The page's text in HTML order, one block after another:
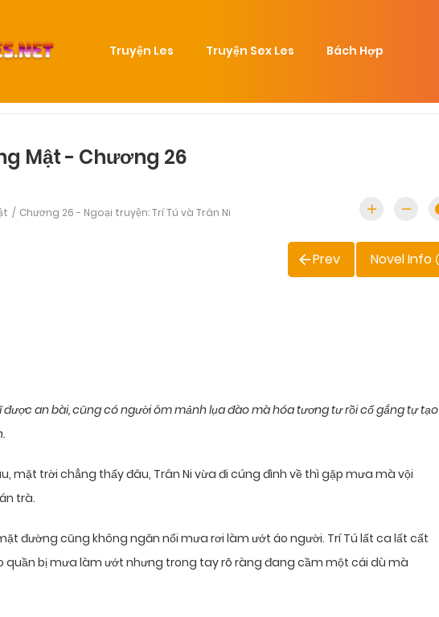
Truyện Les Truyện Sex Les Bách Hợp
Mật - Chương 26
Chương 26 - Ngoại truyện: Trí Tú và Trân Ni
Prev Novel Info
an bài, cũng có người ôm mảnh lụa đào mà hóa tương tư rồi cố gắng tự tạo
mặt trời chẳng thấy đâu, Trân Ni vừa đi cúng đình về thì gặp mưa mà vội
trà.
đường cũng không ngăn nổi mưa rơi làm ướt áo người. Trí Tú lất ca lất cất
quần bị mưa làm ướt nhưng trong tay rõ ràng đang cầm một cái dù mà